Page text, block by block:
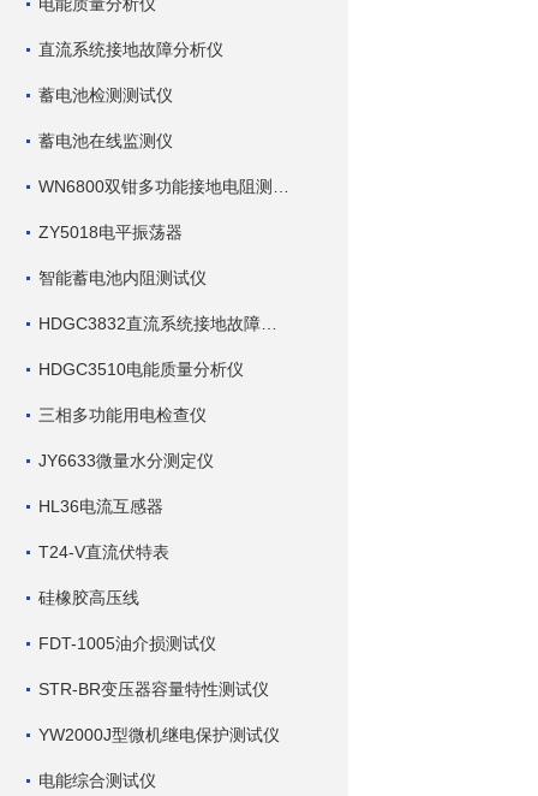
直流系统接地故障分析仪
蓄电池检测测试仪
蓄电池在线监测仪
ZY5018电平振荡器
智能蓄电池内阻测试仪
HDGC3510电能质量分析仪
三相多功能用电检查仪
JY6633微量水分测定仪
HL36电流互感器
T24-V直流伏特表
硅橡胶高压线
FDT-1005油介损测试仪
STR-BR变压器容量特性测试仪
YW2000J型微机继电保护测试仪
电能综合测试仪